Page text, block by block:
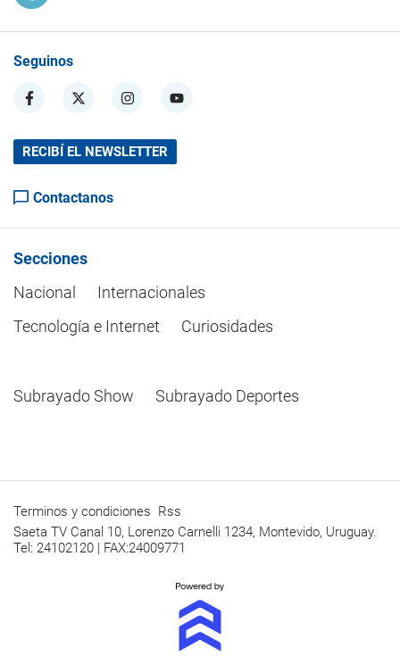
Seguinos
RECIBÍ EL NEWSLETTER
Contactanos
Secciones
Nacional
Internacionales
Tecnología e Internet
Curiosidades
Subrayado Show Subrayado Deportes
Terminos y condiciones Rss
Saeta TV Canal 10, Lorenzo Carnelli 1234, Montevido, Uruguay.
Tel: 24102120 | FAX:24009771